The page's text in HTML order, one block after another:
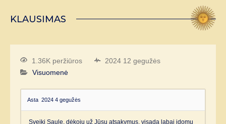
KLAUSIMAS
1.36K peržiūros
2024 12 gegužės
Visuomenė
Asta 2024 4 gegužės
Sveiki Saule, dėkoju už Jūsų atsakymus, visada labai įdomu